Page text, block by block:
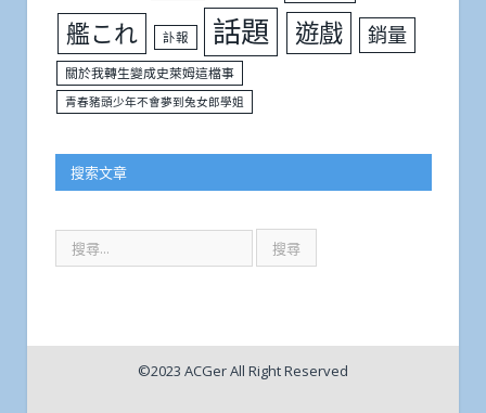
艦これ 訃報 話題 遊戲 銷量
關於我轉生變成史萊姆這檔事
青春豬頭少年不會夢到兔女郎學姐
搜索文章
©2023 ACGer All Right Reserved